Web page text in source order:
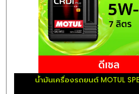
น้ำมันเครื่องรถยนต์ MOTUL